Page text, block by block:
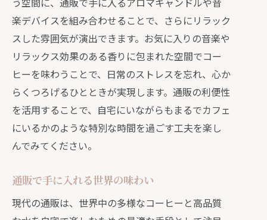
特別な時間のための通販セレクション
美味しさを追求する通販の楽しみ方
通販で出会う新しいテイスト
あなただけの贅沢な組み合わせ
通販が導く特別な瞬間
手軽に手に入る最高のコーヒーと水の通販
体験
通販で手に入る世界の味
通販利用者が選ぶ人気の組み合わせ
簡単に始められる通販ライフ
楽デバイスを組み合わせることで、さらにリラック
スした雰囲気が演出できます。お気に入りの音楽や
リラックス効果のある香りに包まれた空間でコー
ヒーを味わうことで、日常のストレスを忘れ、心か
らくつろげるひとときが実現します。通販の利便性
を活用することで、自宅にいながらもまるでカフェ
にいるかのような特別な時間を過ごす工夫を楽し
んでみてください。
通販で手に入れる世界の味わい
現代の通販は、世界中の多様なコーヒーと高品質